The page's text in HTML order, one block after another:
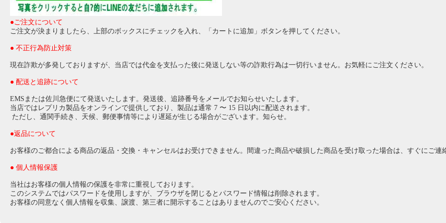
●ご注文について
ご注文が決まりましたら、上部のボックスにチェックを入れ、「カートに追加」ボタンを押してください。
● 不正行為防止対策
現在詐欺が多発しておりますが、当店では代金を支払った後に発送しない等の詐欺行為は一切行いません。お気軽にご注文ください。
● 配送と追跡について
EMSまたは佐川急便にて発送いたします。発送後、追跡番号をメールでお知らせいたします。
当店ではレプリカ製品をオンラインで提供しており、製品は通常 7 〜 15 日以内に配送されます。
ただし、通関手続き、天候、郵便事情等により遅延が生じる場合がございます。知らせ。
●返品について
お客様のご都合による商品の返品・交換・キャンセルはお受けできません。間違った商品や破損した商品を受け取った場合は、すぐにご連
● 個人情報保護
当社はお客様の個人情報の保護を非常に重視しております。
このシステムではパスワードを使用しますが、ブラウザを閉じるとパスワード情報は削除されます。
お客様の同意なく個人情報を収集、譲渡、第三者に開示することはありませんのでご安心ください。